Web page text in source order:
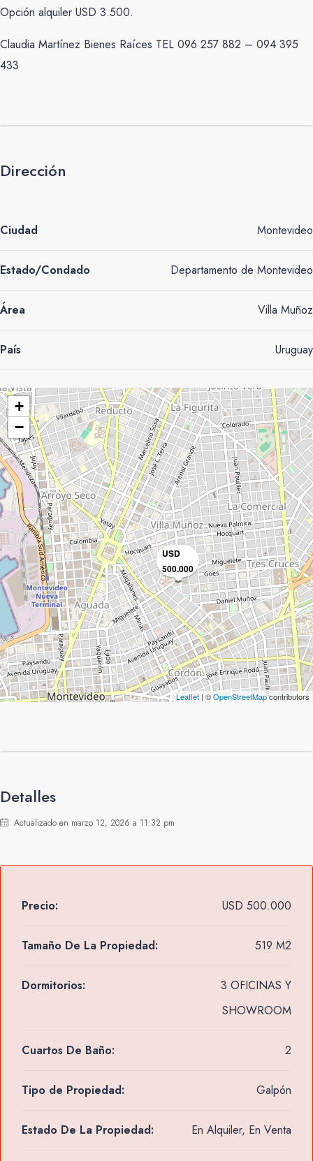
Opción alquiler USD 3.500.
Claudia Martínez Bienes Raíces TEL 096 257 882 – 094 395
433
Dirección
Ciudad Montevideo
Estado/Condado Departamento de Montevideo
Área Villa Muñoz
País Uruguay
USD
500.000
+
−
Leaflet | ©OpenStreetMapcontributors
Detalles
Actualizado en marzo 12, 2026 a 11:32 pm
Precio: USD 500.000
Tamaño De La Propiedad: 519 M2
Dormitorios:
3 OFICINAS Y
SHOWROOM
Cuartos De Baño: 2
Tipo de Propiedad: Galpón
Estado De La Propiedad: En Alquiler, En Venta